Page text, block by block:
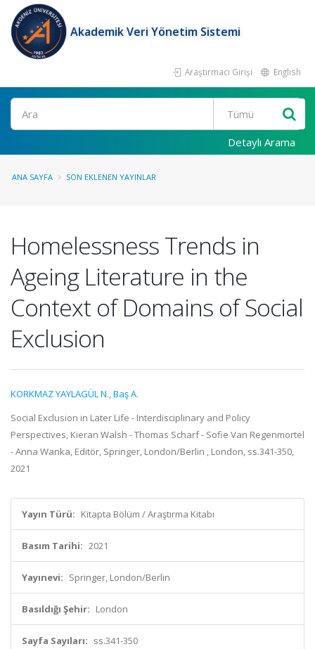
Akademik Veri Yönetim Sistemi
Araştırmacı Girişi English
Ara
Detaylı Arama
ANA SAYFA SON EKLENEN YAYINLAR
Homelessness Trends in
Ageing Literature in the
Context of Domains of Social
Exclusion
KORKMAZ YAYLAGÜL N.,Baş A.
Social Exclusion in Later Life - Interdisciplinary and Policy
Perspectives, Kieran Walsh - Thomas Scharf - Sofie Van Regenmortel
- Anna Wanka, Editör, Springer, London/Berlin , London, ss.341-350,
2021
Yayın Türü: Kitapta Bölüm / Araştırma Kitabı
Basım Tarihi: 2021
Yayınevi: Springer, London/Berlin
Basıldığı Şehir: London
Sayfa Sayıları: ss.341-350